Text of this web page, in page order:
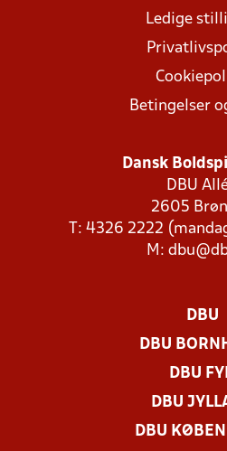
Ledige
Betingelser
Dansk
DBU Allé
2605
T: 4326 2222
M:
DBU
DBU
DBU
DBU
DBU